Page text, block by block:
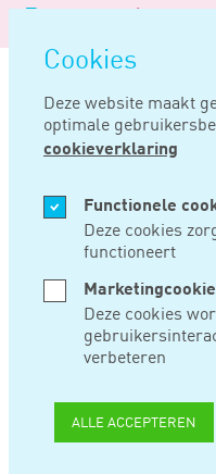
overslaan
Cookies
Deze website maakt
optimale
cookieverklaring
Functionele
Deze cookies
functioneert
Deze cookies
verbeteren
ALLE ACCEPTEREN
Logo
Noord
Negentig
Home Nieuws
AUG 12, 2020
NAAR